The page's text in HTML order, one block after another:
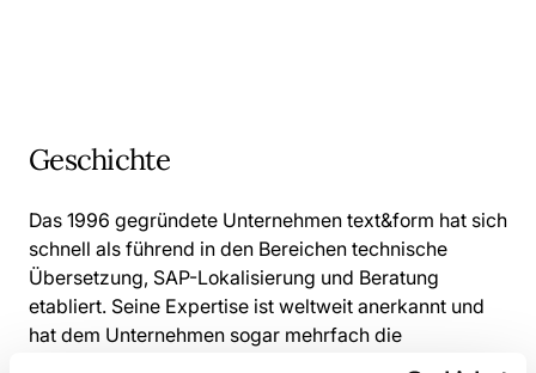
Geschichte
Das 1996 gegründete Unternehmen text&form hat sich
schnell als führend in den Bereichen technische
Übersetzung, SAP-Lokalisierung und Beratung
etabliert. Seine Expertise ist weltweit anerkannt und
hat dem Unternehmen sogar mehrfach die